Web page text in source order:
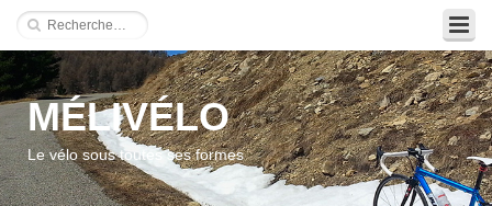
MÉLIVÉLO
Le vélo sous toutes ses formes